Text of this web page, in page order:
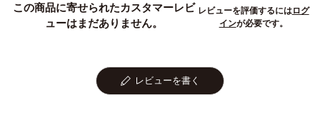
この商品に寄せられたカスタマーレビ
ューはまだありません。
レビューを評価するにはログ
インが必要です。
レビューを書く